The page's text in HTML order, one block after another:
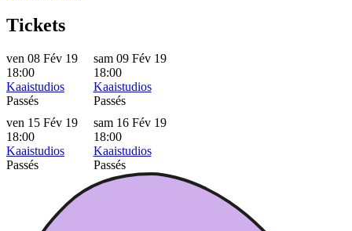
Tickets
ven 08 Fév 19
18:00
Kaaistudios
Passés
sam 09 Fév 19
18:00
Kaaistudios
Passés
ven 15 Fév 19
18:00
Kaaistudios
Passés
sam 16 Fév 19
18:00
Kaaistudios
Passés